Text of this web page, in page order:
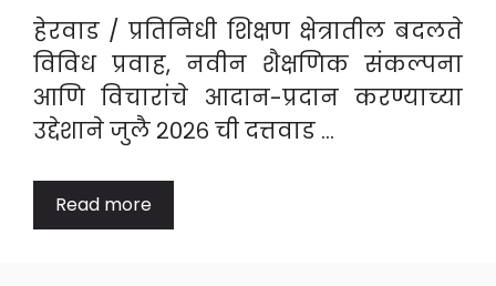
​हेरवाड / प्रतिनिधी शिक्षण क्षेत्रातील बदलते
विविध प्रवाह, नवीन शैक्षणिक संकल्पना
आणि विचारांचे आदान-प्रदान करण्याच्या
उद्देशाने जुलै २०२६ ची दत्तवाड …
Read more